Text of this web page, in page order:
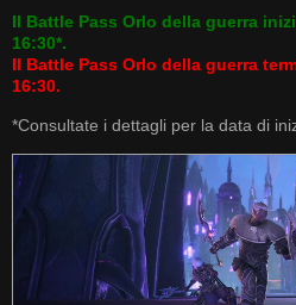
Il Battle Pass Orlo della guerra
16:30*.
Il Battle Pass Orlo della guerra
16:30.
*Consultate i dettagli per la data di